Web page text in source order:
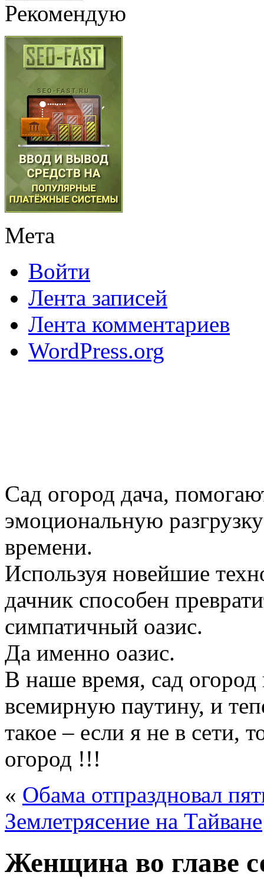
Рекомендую
Мета
Войти
Лента записей
Лента комментариев
WordPress.org
Сад огород дача,
эмоциональную
времени.
Используя новейшие
дачник способен
симпатичный оазис.
Да именно оазис.
В наше время, сад огород
всемирную паутину, и
такое – если я не в сети,
огород !!!
« Обама отпраздновал
Землетрясение на Тайване
Женщина во главе